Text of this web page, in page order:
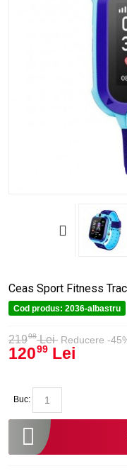
Ceas Sport Fitness
Cod produs:2036-albastru
21998Lei Reducere -
12099 Lei
Buc: